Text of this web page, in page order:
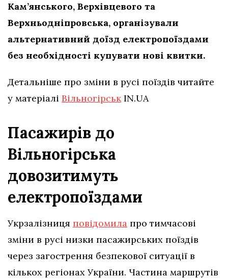
Кам’янського, Верхівцевого та
Верхньодніпровська, організували
альтернативний доїзд електропоїздами
без необхідності купувати нові квитки.
Детальніше про зміни в русі поїздів читайте
у матеріалі ВільногірськIN.UA
Пасажирів до
Вільногірська
довозитимуть
електропоїздами
Укрзалізниця повідомила про тимчасові
зміни в русі низки пасажирських поїздів
через загострення безпекової ситуації в
кількох регіонах України. Частина маршрутів